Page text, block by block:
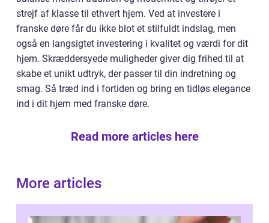
strejf af klasse til ethvert hjem. Ved at investere i
franske døre får du ikke blot et stilfuldt indslag, men
også en langsigtet investering i kvalitet og værdi for dit
hjem. Skræddersyede muligheder giver dig frihed til at
skabe et unikt udtryk, der passer til din indretning og
smag. Så træd ind i fortiden og bring en tidløs elegance
ind i dit hjem med franske døre.
Read more articles here
More articles